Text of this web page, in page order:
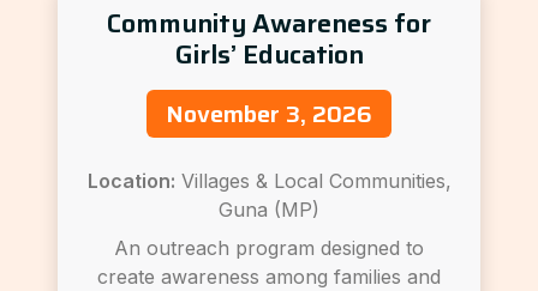
Community Awareness for
Girls’ Education
November 3, 2026
Location: Villages & Local Communities,
Guna (MP)
An outreach program designed to
create awareness among families and